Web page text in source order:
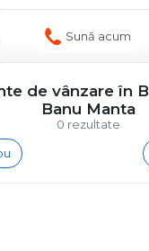
Sună acum
0 rezultate
de vânzare în
Banu Manta